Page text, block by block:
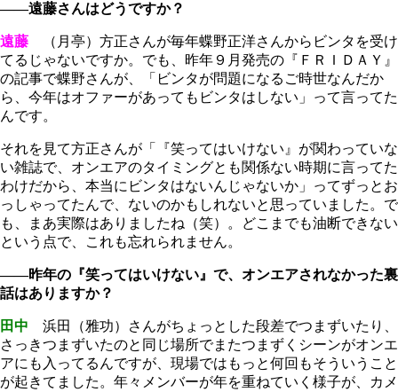
――遠藤さんはどうですか？
遠藤 （月亭）方正さんが毎年蝶野正洋さんからビンタを受け
てるじゃないですか。でも、昨年９月発売の『ＦＲＩＤＡＹ』
の記事で蝶野さんが、「ビンタが問題になるご時世なんだか
ら、今年はオファーがあってもビンタはしない」って言ってた
んです。
それを見て方正さんが「『笑ってはいけない』が関わっていな
い雑誌で、オンエアのタイミングとも関係ない時期に言ってた
わけだから、本当にビンタはないんじゃないか」ってずっとお
っしゃってたんで、ないのかもしれないと思っていました。で
も、まあ実際はありましたね（笑）。どこまでも油断できない
という点で、これも忘れられません。
――昨年の『笑ってはいけない』で、オンエアされなかった裏
話はありますか？
田中 浜田（雅功）さんがちょっとした段差でつまずいたり、
さっきつまずいたのと同じ場所でまたつまずくシーンがオンエ
アにも入ってるんですが、現場ではもっと何回もそういうこと
が起きてました。年々メンバーが年を重ねていく様子が、カメ